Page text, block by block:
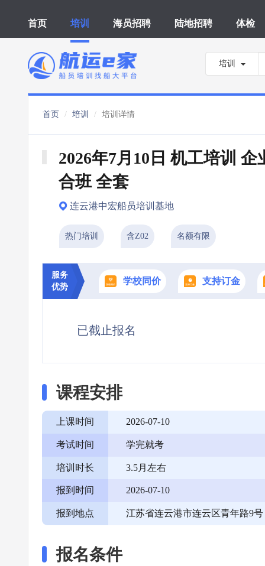
首页 培训 海员招聘 陆地招聘 体检
培训
首页 培训 培训详情
2026年7月10日 机工培训 企
合班 全套
连云港中宏船员培训基地
热门培训 含Z02 名额有限
服务
优势
学校同价 支持订金
已截止报名
课程安排
上课时间 2026-07-10
考试时间 学完就考
培训时长 3.5月左右
报到时间 2026-07-10
报到地点 江苏省连云港市连云区青年路9号
报名条件